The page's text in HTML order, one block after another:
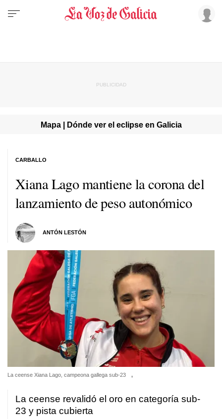
Mapa | Dónde ver el eclipse en Galicia
Xiana Lago mantiene la corona del
lanzamiento de peso autonómico
ANTÓN LESTÓN
CARBALLO
La ceense Xiana Lago, campeona gallega sub-23 ,
La ceense revalidó el oro en categoría sub-
23 y pista cubierta